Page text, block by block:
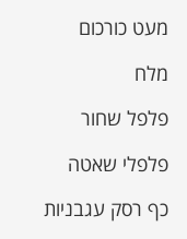
מעט כורכום
מלח
פלפל שחור
פלפלי שאטה
כף רסק עגבניות